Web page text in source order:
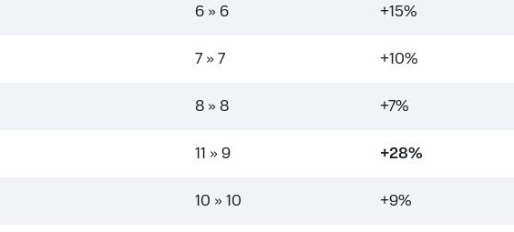
6 >> 6 +15%
7 >> 7 +10%
8 >> 8 +7%
11 >> 9 +28%
10 >> 10 +9%